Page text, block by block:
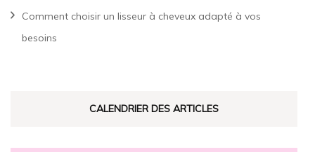
Comment choisir un lisseur à cheveux adapté à vos
besoins
CALENDRIER DES ARTICLES